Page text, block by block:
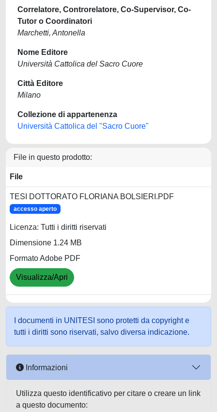
Correlatore, Controrelatore, Co-Supervisor, Co-
Tutor o Coordinatori
Marchetti, Antonella
Nome Editore
Università Cattolica del Sacro Cuore
Città Editore
Milano
Collezione di appartenenza
Università Cattolica del "Sacro Cuore"
File in questo prodotto:
File
TESI DOTTORATO FLORIANA BOLSIERI.PDF
accesso aperto
Licenza: Tutti i diritti riservati
Dimensione 1.24 MB
Formato Adobe PDF
Visualizza/Apri
I documenti in UNITESI sono protetti da copyright e
tutti i diritti sono riservati, salvo diversa indicazione.
Informazioni
Utilizza questo identificativo per citare o creare un link
a questo documento: